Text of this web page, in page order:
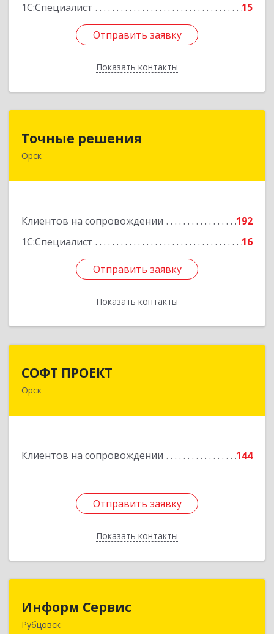
1С:Специалист
15
Отправить заявку
Показать контакты
Отправить заявку
Назад
Точные решения
Орск
Клиентов на сопровождении
192
1С:Специалист
16
Отправить заявку
Показать контакты
Подробнее
Отправить заявку
Назад
СОФТ ПРОЕКТ
Орск
Клиентов на сопровождении 144
Отправить заявку
Показать контакты
Отправить заявку
Назад
Информ Сервис
Рубцовск
658204, Алтайский край, Рубцовск г, Алтайская